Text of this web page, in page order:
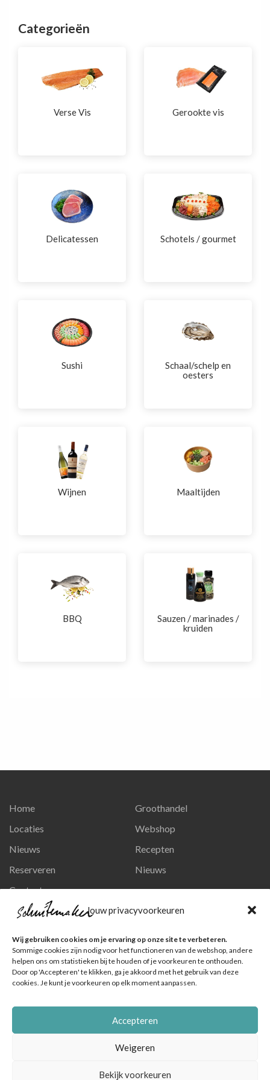
Jouw privacyvoorkeuren
Wij gebruiken cookies om je ervaring op onze site te verbeteren.
Sommige cookies zijn nodig voor het functioneren van de webshop, andere
helpen ons om statistieken bij te houden of je voorkeuren te onthouden.
Door op 'Accepteren' te klikken, ga je akkoord met het gebruik van deze
cookies. Je kunt je voorkeuren op elk moment aanpassen.
Accepteren
Weigeren
Bekijk voorkeuren
Categorieën
Verse Vis Gerookte vis
Delicatessen Schotels / gourmet
Sushi
Schaal/schelp en
oesters
Wijnen Maaltijden
BBQ
Sauzen / marinades /
kruiden
Home
Locaties
Nieuws
Reserveren
Contact
Privacy en persoonsgegevens
Groothandel
Webshop
Recepten
Nieuws
Ga naar onze pagina
Volg ons op Instagram
Ga naar onze pagina